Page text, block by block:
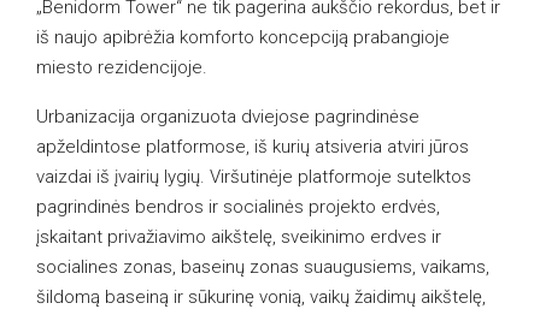
„Benidorm Tower“ ne tik pagerina aukščio rekordus, bet ir
iš naujo apibrėžia komforto koncepciją prabangioje
miesto rezidencijoje.
Urbanizacija organizuota dviejose pagrindinėse
apželdintose platformose, iš kurių atsiveria atviri jūros
vaizdai iš įvairių lygių. Viršutinėje platformoje sutelktos
pagrindinės bendros ir socialinės projekto erdvės,
įskaitant privažiavimo aikštelę, sveikinimo erdves ir
socialines zonas, baseinų zonas suaugusiems, vaikams,
šildomą baseiną ir sūkurinę vonią, vaikų žaidimų aikštelę,